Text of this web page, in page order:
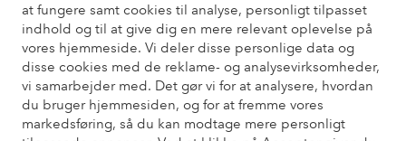
at fungere samt cookies til analyse, personligt tilpasset
indhold og til at give dig en mere relevant oplevelse på
vores hjemmeside. Vi deler disse personlige data og
disse cookies med de reklame- og analysevirksomheder,
vi samarbejder med. Det gør vi for at analysere, hvordan
du bruger hjemmesiden, og for at fremme vores
markedsføring, så du kan modtage mere personligt
Har du brug for hjælp?
Du kan finde svar på de oftest stillede spørgsmål i vores FAQ.
Du kan også finde oplysninger om, hvordan du kontakter os.
Kundeservice Bestilling Betalingsmåde